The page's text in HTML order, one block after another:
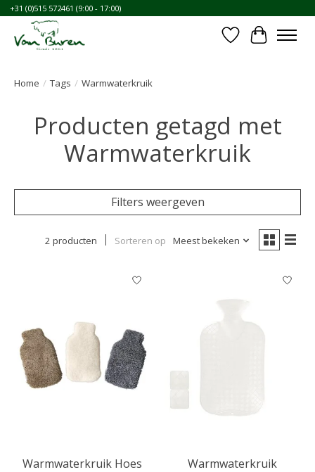
+31 (0)515 572461 (9:00 - 17:00)
Verlanglijst
Home / Tags / Warmwaterkruik
Producten getagd met
Warmwaterkruik
Filters weergeven
2 producten Sorteren op Meest bekeken
Warmwaterkruik Hoes Warmwaterkruik